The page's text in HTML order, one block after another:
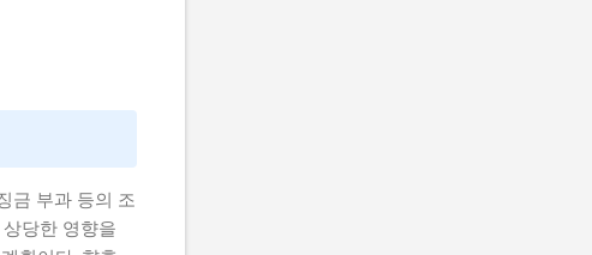
금 부과 등의 조
당한 영향을